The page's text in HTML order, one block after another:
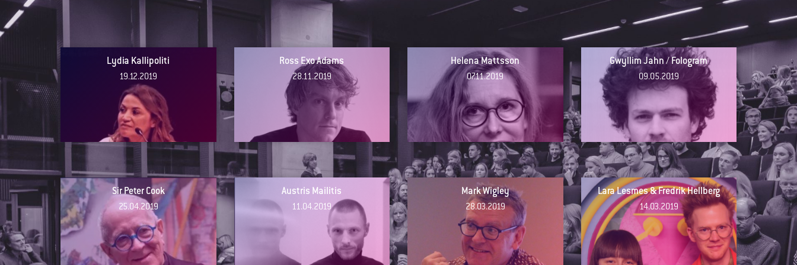
Lydia Kallipoliti
19.12.2019
Ross Exo Adams
28.11.2019
Helena Mattsson
07.11.2019
Gwyllim Jahn / Fologram
09.05.2019
Sir Peter Cook
25.04.2019
Austris Mailitis
11.04.2019
Mark Wigley
28.03.2019
Lara Lesmes & Fredrik Hellberg
14.03.2019